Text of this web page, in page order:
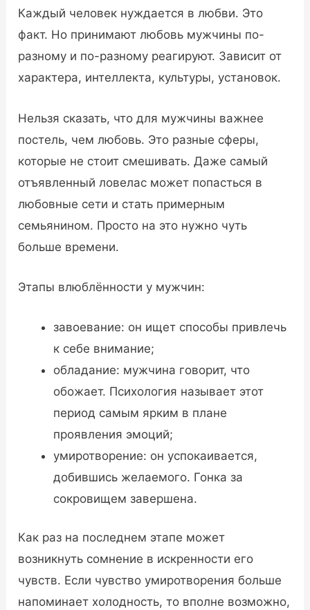
Каждый человек нуждается в любви. Это
факт. Но принимают любовь мужчины по-
разному и по-разному реагируют. Зависит от
характера, интеллекта, культуры, установок.
Нельзя сказать, что для мужчины важнее
постель, чем любовь. Это разные сферы,
которые не стоит смешивать. Даже самый
отъявленный ловелас может попасться в
любовные сети и стать примерным
семьянином. Просто на это нужно чуть
больше времени.
Этапы влюблённости у мужчин:
завоевание: он ищет способы привлечь
к себе внимание;
обладание: мужчина говорит, что
обожает. Психология называет этот
период самым ярким в плане
проявления эмоций;
умиротворение: он успокаивается,
добившись желаемого. Гонка за
сокровищем завершена.
Как раз на последнем этапе может
возникнуть сомнение в искренности его
чувств. Если чувство умиротворения больше
напоминает холодность, то вполне возможно,